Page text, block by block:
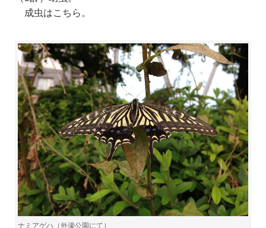
成虫はこちら。
ナミアゲハ（外濠公園にて）